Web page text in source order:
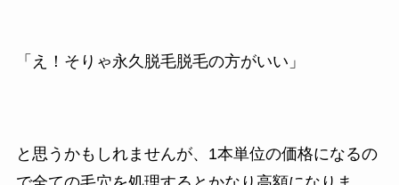
「え！そりゃ永久脱毛脱毛の方がいい」
と思うかもしれませんが、1本単位の価格になるの